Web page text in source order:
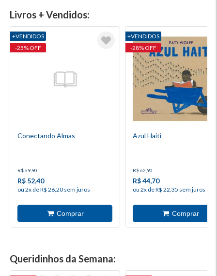
Livros + Vendidos:
+VENDIDOS
-25% OFF
Conectando Almas
R$ 69,90
R$ 52,40
ou 2x de R$ 26,20 sem juros
+VENDIDOS
-28% OFF
Azul Haiti
R$ 62,90
R$ 44,70
ou 2x de R$ 22,35 sem juros
Queridinhos da Semana: